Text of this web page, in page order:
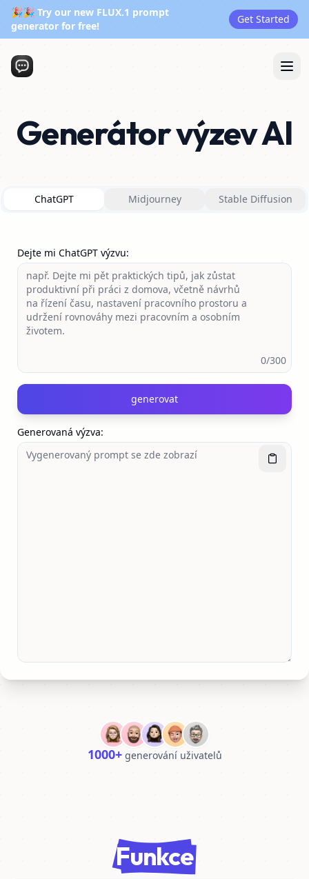
🎉🎉 Try our new FLUX.1 prompt
generator for free!
Get Started
Generátor výzev AI
ChatGPT Midjourney Stable Diffusion
Dejte mi ChatGPT výzvu:
0/300
generovat
Generovaná výzva:
1000+ generování uživatelů
Funkce